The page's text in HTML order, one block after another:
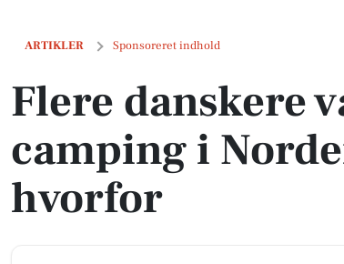
ARTIKLER Sponsoreret indhold
Flere danskere vælger camping i Norden – her er hvorfor
Flere danskere
camping i
hvorfor